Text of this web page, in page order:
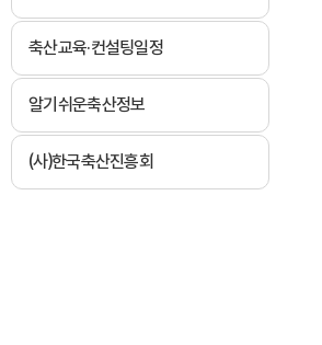
축산교육·컨설팅일정
알기쉬운축산정보
(사)한국축산진흥회